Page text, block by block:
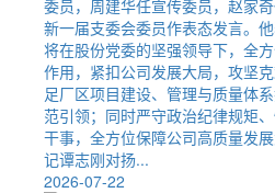
委员，周建华任宣传委员，赵家
新一届支委会委员作表态发言。
将在股份党委的坚强领导下，全
作用，紧扣公司发展大局，攻坚
足厂区项目建设、管理与质量体
范引领；同时严守政治纪律规矩
干事，全方位保障公司高质量发
记谭志刚对扬...
2026-07-22